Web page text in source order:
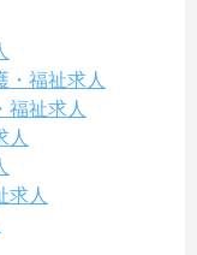
・福祉求人
福祉求人
人
求人